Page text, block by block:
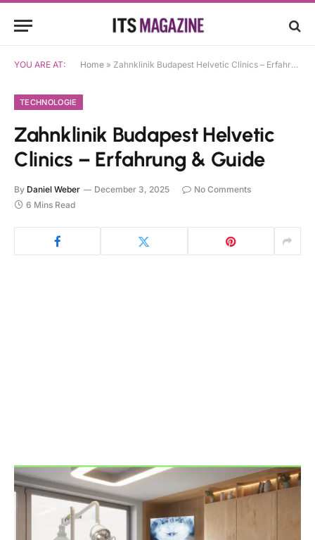
YOU ARE AT: Home » Zahnklinik Budapest Helvetic Clinics – Erfahrung & Guide
TECHNOLOGIE
Zahnklinik Budapest Helvetic
Clinics – Erfahrung & Guide
By Daniel Weber December 3, 2025
No Comments
6 Mins Read